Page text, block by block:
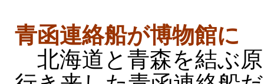
青函連絡船が博物館に
北海道と青森を結ぶ